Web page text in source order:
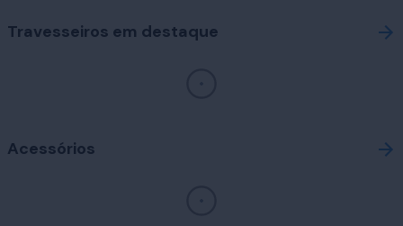
Travesseiros em destaque
Acessórios